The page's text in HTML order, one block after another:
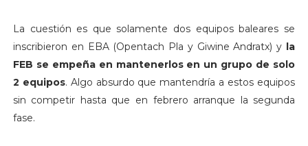
La cuestión es que solamente dos equipos baleares se
inscribieron en EBA (Opentach Pla y Giwine Andratx) y la
FEB se empeña en mantenerlos en un grupo de solo
2 equipos. Algo absurdo que mantendría a estos equipos
sin competir hasta que en febrero arranque la segunda
fase.